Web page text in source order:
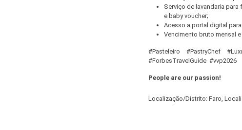
Serviço de lavandaria
e baby voucher;
Acesso a portal digital
Vencimento bruto mensal
#Pasteleiro #PastryChef
#ForbesTravelGuide #vvp2026
People are our passion!
Localização/Distrito: Faro,